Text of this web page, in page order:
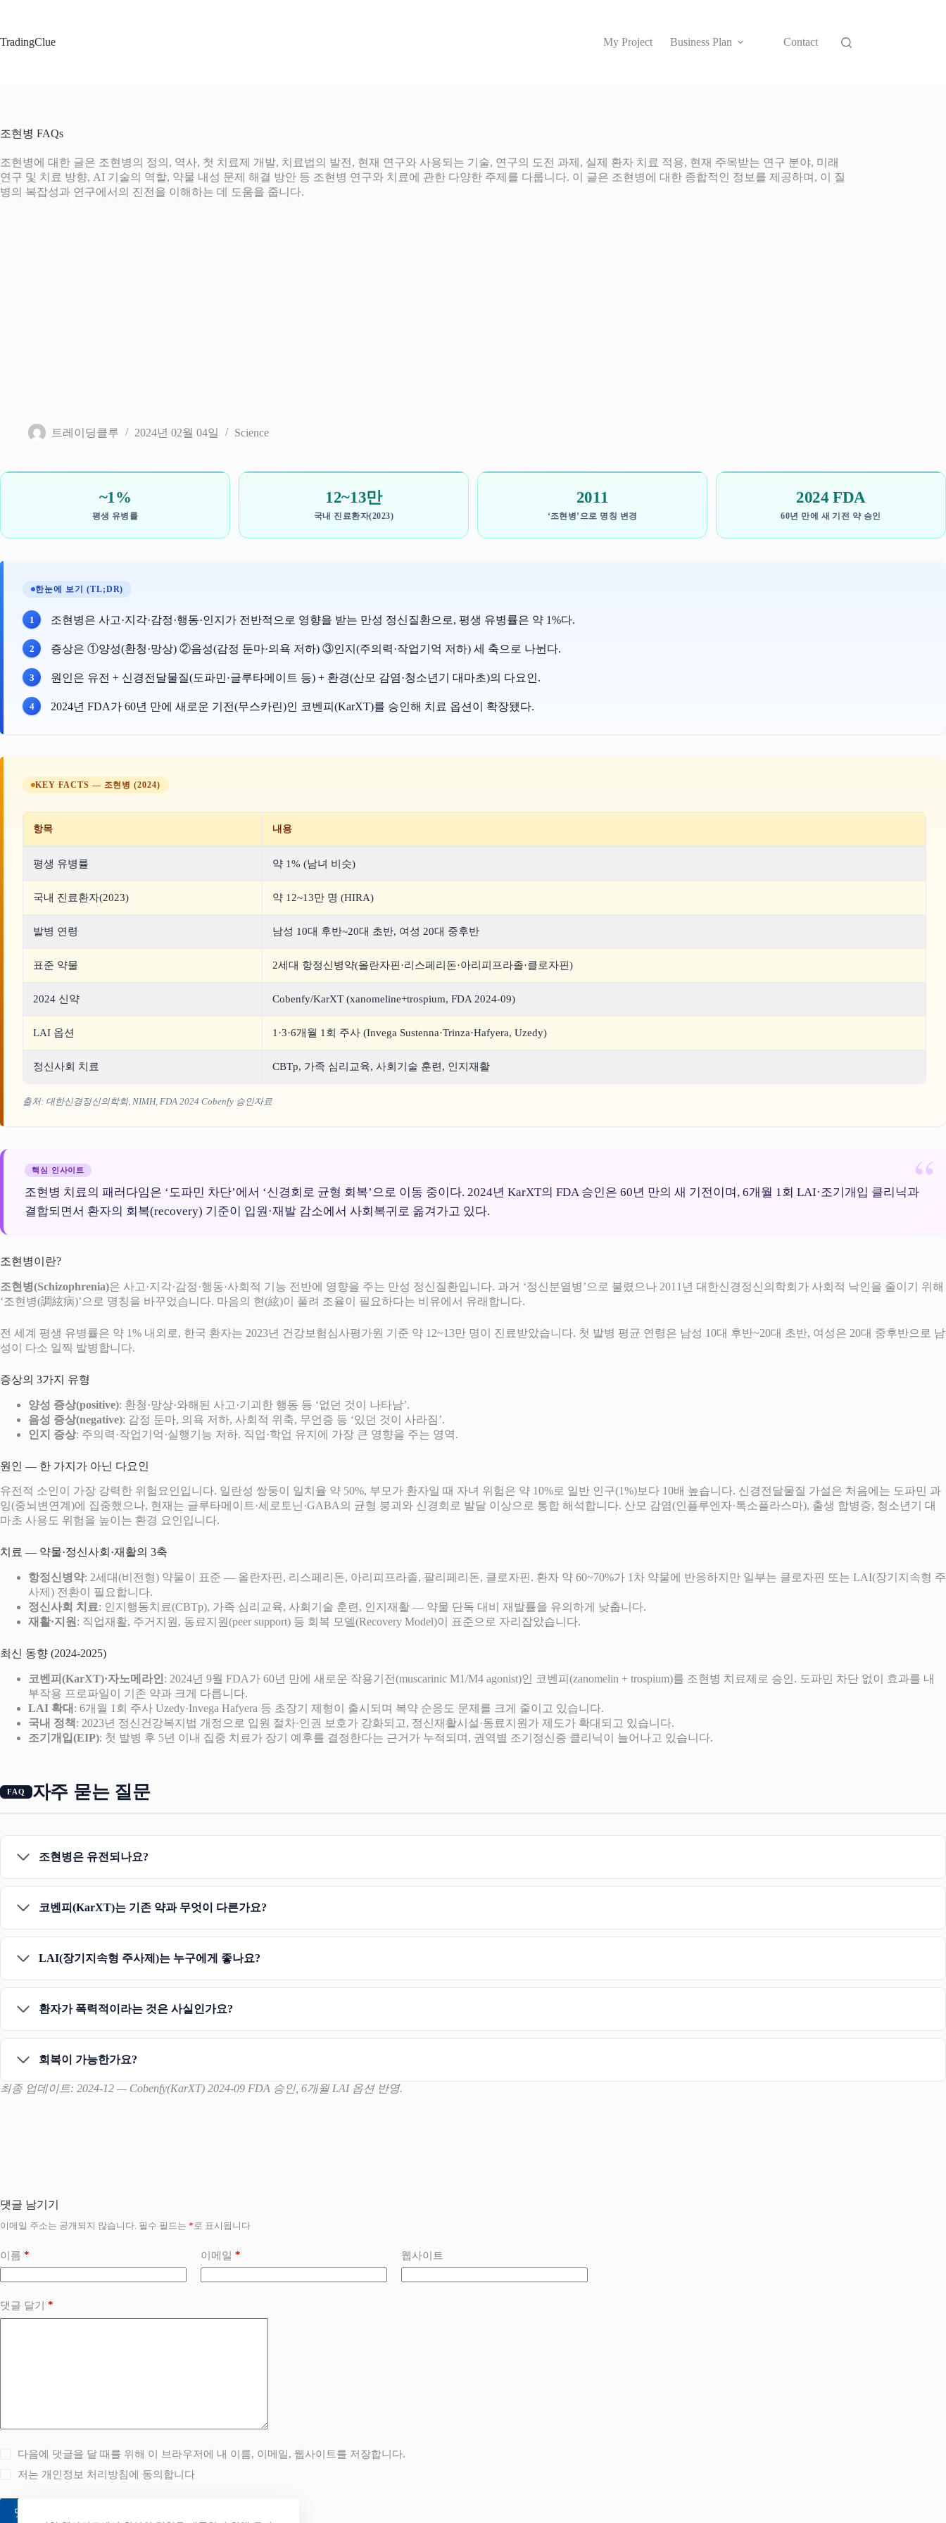
으
TradingClue My Project Business Plan Contact
조현병 FAQs
조현병에 대한 글은 조현병의 정의, 역사, 첫 치료제 개발, 치료법의 발전, 현재 연구와 사용되는 기술, 연구의 도전 과제, 실제 환자 치료 적용, 현재 주목받는 연구 분야, 미래
연구 및 치료 방향, AI 기술의 역할, 약물 내성 문제 해결 방안 등 조현병 연구와 치료에 관한 다양한 주제를 다룹니다. 이 글은 조현병에 대한 종합적인 정보를 제공하며, 이 질
병의 복잡성과 연구에서의 진전을 이해하는 데 도움을 줍니다.
트레이딩클루 2024년 02월 04일 Science
~1%
평생 유병률
12~13만
국내 진료환자(2023)
2011
‘조현병’으로 명칭 변경
2024 FDA
60년 만에 새 기전 약 승인
한눈에 보기 (TL;DR)
조현병은 사고·지각·감정·행동·인지가 전반적으로 영향을 받는 만성 정신질환으로, 평생 유병률은 약 1%다.
증상은 ①양성(환청·망상) ②음성(감정 둔마·의욕 저하) ③인지(주의력·작업기억 저하) 세 축으로 나뉜다.
원인은 유전 + 신경전달물질(도파민·글루타메이트 등) + 환경(산모 감염·청소년기 대마초)의 다요인.
2024년 FDA가 60년 만에 새로운 기전(무스카린)인 코벤피(KarXT)를 승인해 치료 옵션이 확장됐다.
KEY FACTS — 조현병 (2024)
항목 내용
평생 유병률 약 1% (남녀 비슷)
국내 진료환자(2023) 약 12~13만 명 (HIRA)
발병 연령 남성 10대 후반~20대 초반, 여성 20대 중후반
표준 약물 2세대 항정신병약(올란자핀·리스페리돈·아리피프라졸·클로자핀)
2024 신약 Cobenfy/KarXT (xanomeline+trospium, FDA 2024-09)
LAI 옵션 1·3·6개월 1회 주사 (Invega Sustenna·Trinza·Hafyera, Uzedy)
정신사회 치료 CBTp, 가족 심리교육, 사회기술 훈련, 인지재활
출처: 대한신경정신의학회, NIMH, FDA 2024 Cobenfy 승인자료
핵심 인사이트
조현병 치료의 패러다임은 ‘도파민 차단’에서 ‘신경회로 균형 회복’으로 이동 중이다. 2024년 KarXT의 FDA 승인은 60년 만의 새 기전이며, 6개월 1회 LAI·조기개입 클리닉과
결합되면서 환자의 회복(recovery) 기준이 입원·재발 감소에서 사회복귀로 옮겨가고 있다.
조현병이란?
조현병(Schizophrenia)은 사고·지각·감정·행동·사회적 기능 전반에 영향을 주는 만성 정신질환입니다. 과거 ‘정신분열병’으로 불렸으나 2011년 대한신경정신의학회가 사회적 낙인을 줄이기 위해
‘조현병(調絃病)’으로 명칭을 바꾸었습니다. 마음의 현(絃)이 풀려 조율이 필요하다는 비유에서 유래합니다.
전 세계 평생 유병률은 약 1% 내외로, 한국 환자는 2023년 건강보험심사평가원 기준 약 12~13만 명이 진료받았습니다. 첫 발병 평균 연령은 남성 10대 후반~20대 초반, 여성은 20대 중후반으로 남
성이 다소 일찍 발병합니다.
증상의 3가지 유형
양성 증상(positive): 환청·망상·와해된 사고·기괴한 행동 등 ‘없던 것이 나타남’.
음성 증상(negative): 감정 둔마, 의욕 저하, 사회적 위축, 무언증 등 ‘있던 것이 사라짐’.
인지 증상: 주의력·작업기억·실행기능 저하. 직업·학업 유지에 가장 큰 영향을 주는 영역.
원인 — 한 가지가 아닌 다요인
유전적 소인이 가장 강력한 위험요인입니다. 일란성 쌍둥이 일치율 약 50%, 부모가 환자일 때 자녀 위험은 약 10%로 일반 인구(1%)보다 10배 높습니다. 신경전달물질 가설은 처음에는 도파민 과
잉(중뇌변연계)에 집중했으나, 현재는 글루타메이트·세로토닌·GABA의 균형 붕괴와 신경회로 발달 이상으로 통합 해석합니다. 산모 감염(인플루엔자·톡소플라스마), 출생 합병증, 청소년기 대
마초 사용도 위험을 높이는 환경 요인입니다.
치료 — 약물·정신사회·재활의 3축
항정신병약: 2세대(비전형) 약물이 표준 — 올란자핀, 리스페리돈, 아리피프라졸, 팔리페리돈, 클로자핀. 환자 약 60~70%가 1차 약물에 반응하지만 일부는 클로자핀 또는 LAI(장기지속형 주
사제) 전환이 필요합니다.
정신사회 치료: 인지행동치료(CBTp), 가족 심리교육, 사회기술 훈련, 인지재활 — 약물 단독 대비 재발률을 유의하게 낮춥니다.
재활·지원 : 직업재활, 주거지원, 동료지원(peer support) 등 회복 모델(Recovery Model)이 표준으로 자리잡았습니다.
최신 동향 (2024-2025)
코벤피(KarXT)·자노메라인 : 2024년 9월 FDA가 60년 만에 새로운 작용기전(muscarinic M1/M4 agonist)인 코벤피(zanomelin + trospium)를 조현병 치료제로 승인. 도파민 차단 없이 효과를 내
부작용 프로파일이 기존 약과 크게 다릅니다.
LAI 확대 : 6개월 1회 주사 Uzedy·Invega Hafyera 등 초장기 제형이 출시되며 복약 순응도 문제를 크게 줄이고 있습니다.
국내 정책 : 2023년 정신건강복지법 개정으로 입원 절차·인권 보호가 강화되고, 정신재활시설·동료지원가 제도가 확대되고 있습니다.
조기개입(EIP): 첫 발병 후 5년 이내 집중 치료가 장기 예후를 결정한다는 근거가 누적되며, 권역별 조기정신증 클리닉이 늘어나고 있습니다.
자주 묻는 질문
조현병은 유전되나요?
코벤피(KarXT)는 기존 약과 무엇이 다른가요?
LAI(장기지속형 주사제)는 누구에게 좋나요?
환자가 폭력적이라는 것은 사실인가요?
회복이 가능한가요?
최종 업데이트: 2024-12 — Cobenfy(KarXT) 2024-09 FDA 승인, 6개월 LAI 옵션 반영.
댓글 남기기
이메일 주소는 공개되지 않습니다. 필수 필드는 * 로 표시됩니다
이름 * 이메일 * 웹사이트
댓글 달기 *
다음에 댓글을 달 때를 위해 이 브라우저에 내 이름, 이메일, 웹사이트를 저장합니다.
저는 개인정보 처리방침에 동의합니다
댓글 달기